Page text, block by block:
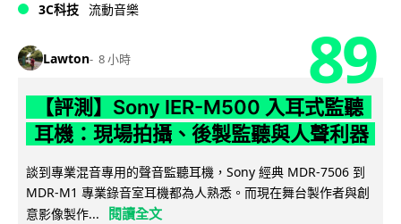
3C科技 流動音樂
Lawton 8 小時 89
【評測】Sony IER-M500 入耳式監聽
耳機：現場拍攝、後製監聽與人聲利器
談到專業混音專用的聲音監聽耳機，Sony 經典 MDR-7506 到
MDR-M1 專業錄音室耳機都為人熟悉。而現在舞台製作者與創
意影像製作...
閱讀全文